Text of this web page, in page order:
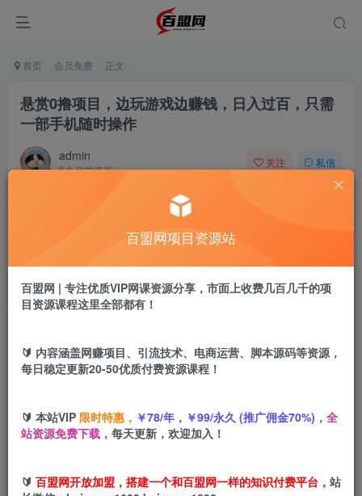
首页 会员免费 正文
悬赏0撸项目，边玩游戏边赚钱，日入过百，只需
一部手机随时操作
admin
9个月前更新
关注 私信
盟币 9.9
立即购买
百盟网项目资源站
百盟网 | 专注优质VIP网课资源分享，市面上收费几百几千的项
目资源课程这里全部都有！
🔰 内容涵盖网赚项目、引流技术、电商运营、脚本源码等资源，
每日稳定更新20-50优质付费资源课程！
🔰 本站VIP 限时特惠， ￥78/年，￥99/永久 (推广佣金70%)， 全
站资源免费下载， 每天更新，欢迎加入！
🔰 百盟网开放加盟，搭建一个和百盟网一样的知识付费平台， 站